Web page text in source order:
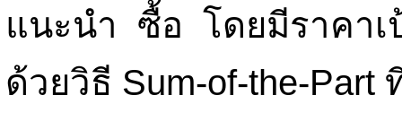
แนะนำ ซื้อ โดยมีราคาเ
ด้วยวิธี Sum-of-the-Part